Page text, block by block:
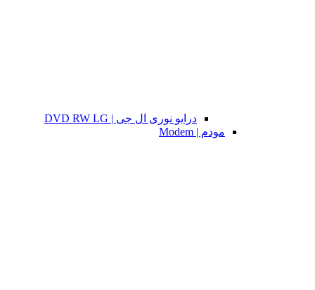
درایو نوری ال جی | DVD RW LG
مودم | Modem